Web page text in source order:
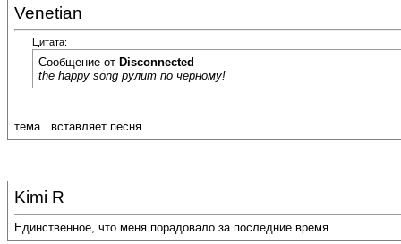
Venetian
Цитата:
Сообщение от Disconnected
the happy song рулит по черному!
тема...вставляет песня...
Kimi R
Единственное, что меня порадовало за последние время...